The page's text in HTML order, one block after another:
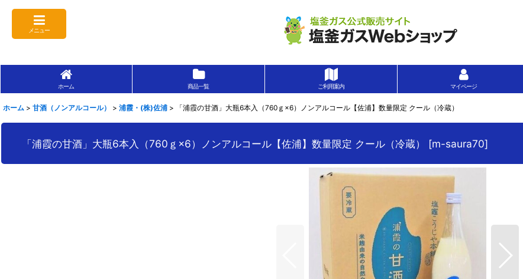
メニュー
ホーム 商品一覧 ご利用案内 マイページ
ホーム > 甘酒（ノンアルコール） > 浦霞・(株)佐浦 > 「浦霞の甘酒」大瓶6本入（760ｇ×6）ノンアルコール【佐浦】数量限定 クール（冷蔵）
「浦霞の甘酒」大瓶6本入（760ｇ×6）ノンアルコール【佐浦】数量限定 クール（冷蔵） [m-saura70]